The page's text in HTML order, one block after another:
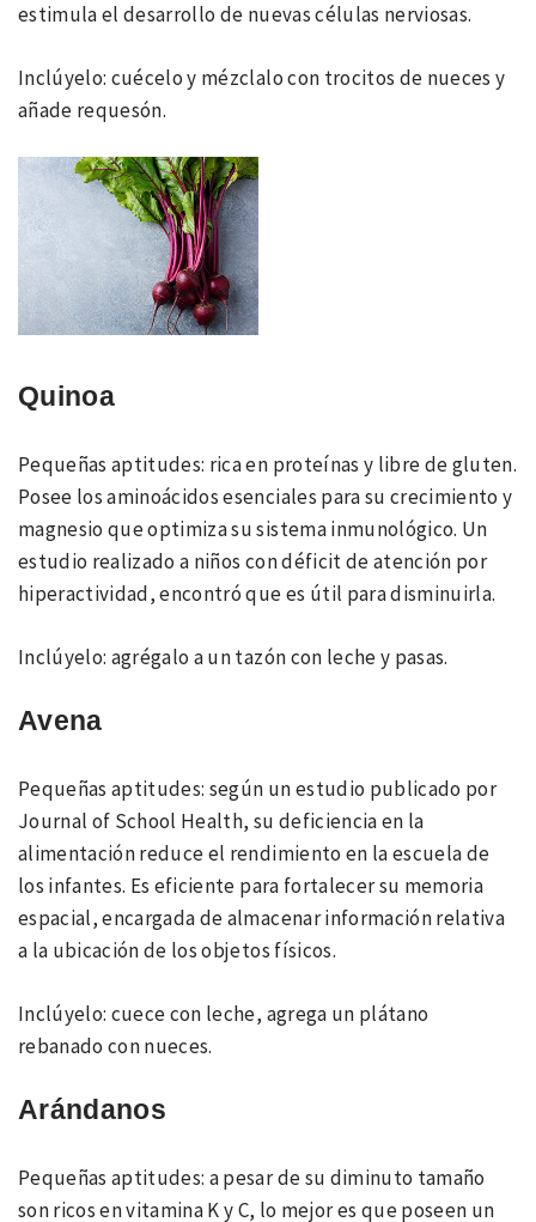
estimula el desarrollo de nuevas células nerviosas.
Inclúyelo: cuécelo y mézclalo con trocitos de nueces y
añade requesón.
Quinoa
Pequeñas aptitudes: rica en proteínas y libre de gluten.
Posee los aminoácidos esenciales para su crecimiento y
magnesio que optimiza su sistema inmunológico. Un
estudio realizado a niños con déficit de atención por
hiperactividad, encontró que es útil para disminuirla.
Inclúyelo: agrégalo a un tazón con leche y pasas.
Avena
Pequeñas aptitudes: según un estudio publicado por
Journal of School Health, su deficiencia en la
alimentación reduce el rendimiento en la escuela de
los infantes. Es eficiente para fortalecer su memoria
espacial, encargada de almacenar información relativa
a la ubicación de los objetos físicos.
Inclúyelo: cuece con leche, agrega un plátano
rebanado con nueces.
Arándanos
Pequeñas aptitudes: a pesar de su diminuto tamaño
son ricos en vitamina K y C, lo mejor es que poseen un